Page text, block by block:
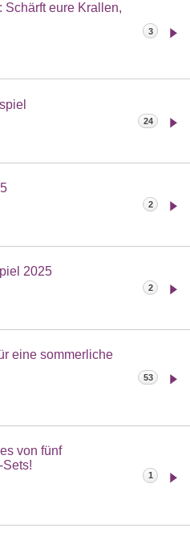
eure Krallen,
3
24
2
2025
2
eine sommerliche
53
von fünf
1